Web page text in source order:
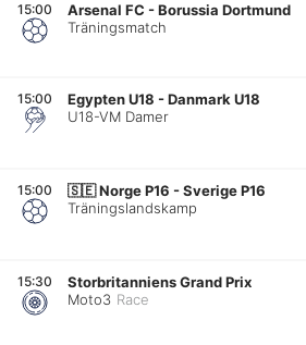
15:00 Arsenal FC -Borussia Dortmund
Träningsmatch
15:00 Egypten U18 -Danmark U18
U18-VM Damer
15:00 🇸🇪Norge P16 - Sverige P16
Träningslandskamp
15:30
Storbritanniens Grand Prix
Moto3 Race